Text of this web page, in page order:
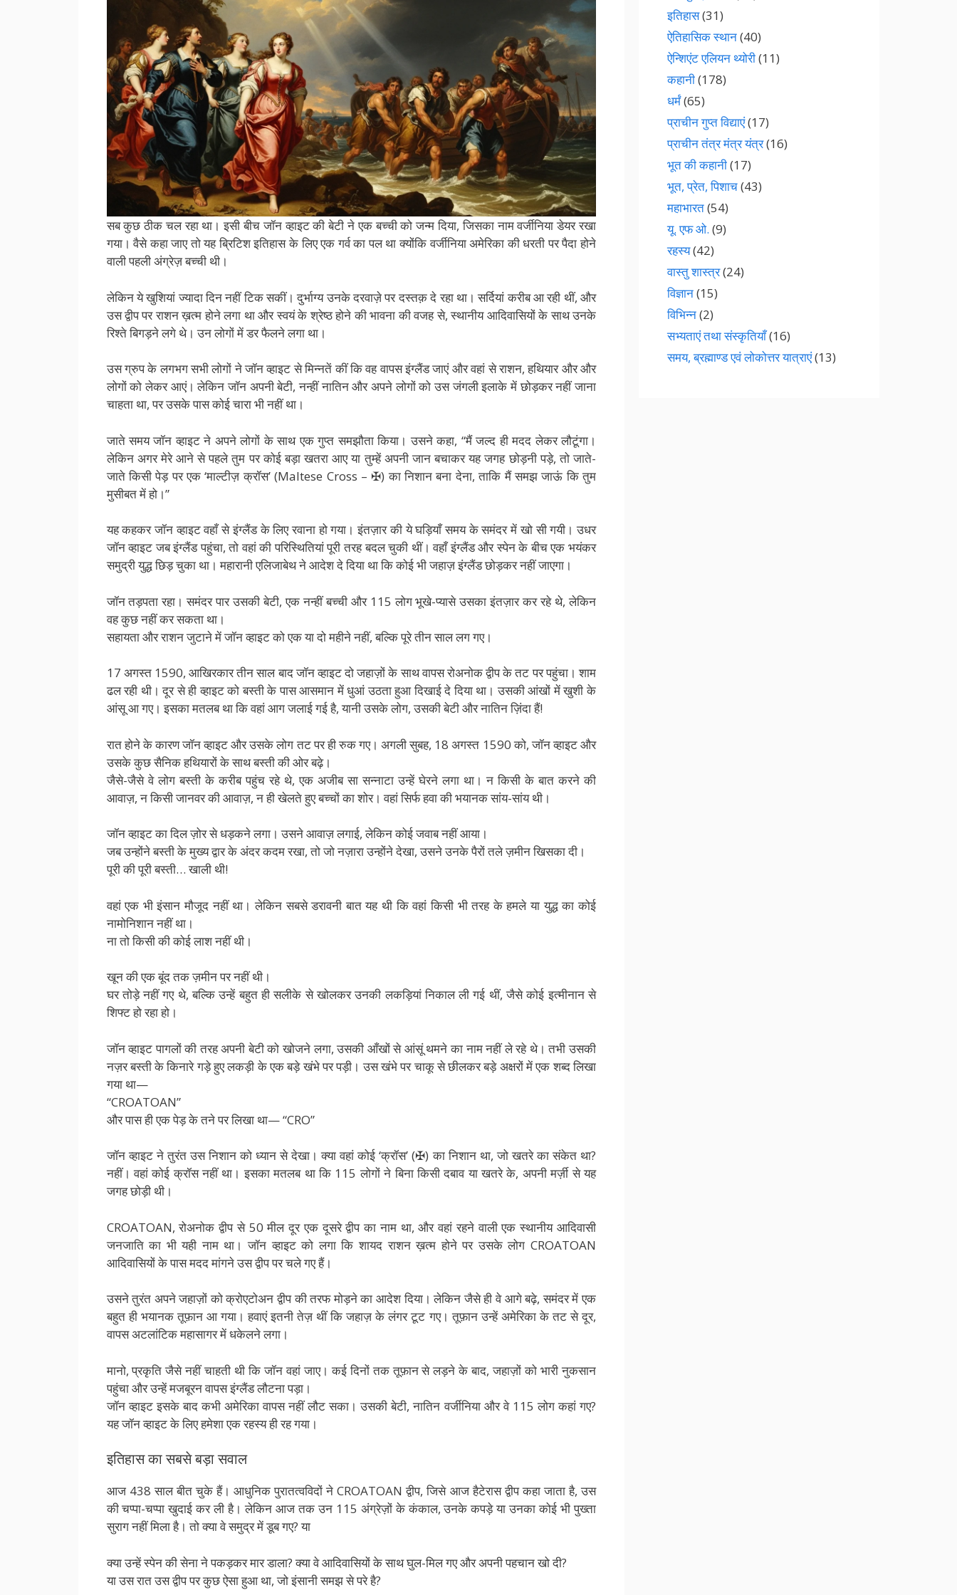
सब कुछ ठीक चल रहा था। इसी बीच जॉन व्हाइट की बेटी ने एक बच्ची को जन्म दिया, जिसका नाम वर्जीनिया डेयर रखा
गया। वैसे कहा जाए तो यह ब्रिटिश इतिहास के लिए एक गर्व का पल था क्योंकि वर्जीनिया अमेरिका की धरती पर पैदा होने
वाली पहली अंग्रेज़ बच्ची थी।
लेकिन ये खुशियां ज्यादा दिन नहीं टिक सकीं। दुर्भाग्य उनके दरवाज़े पर दस्तक़ दे रहा था। सर्दियां करीब आ रही थीं, और
उस द्वीप पर राशन ख़त्म होने लगा था और स्वयं के श्रेष्ठ होने की भावना की वजह से, स्थानीय आदिवासियों के साथ उनके
रिश्ते बिगड़ने लगे थे। उन लोगों में डर फैलने लगा था।
उस ग्रुप के लगभग सभी लोगों ने जॉन व्हाइट से मिन्नतें कीं कि वह वापस इंग्लैंड जाएं और वहां से राशन, हथियार और और
लोगों को लेकर आएं। लेकिन जॉन अपनी बेटी, नन्हीं नातिन और अपने लोगों को उस जंगली इलाके में छोड़कर नहीं जाना
चाहता था, पर उसके पास कोई चारा भी नहीं था।
जाते समय जॉन व्हाइट ने अपने लोगों के साथ एक गुप्त समझौता किया। उसने कहा, “मैं जल्द ही मदद लेकर लौटूंगा।
लेकिन अगर मेरे आने से पहले तुम पर कोई बड़ा खतरा आए या तुम्हें अपनी जान बचाकर यह जगह छोड़नी पड़े, तो जाते-
जाते किसी पेड़ पर एक ‘माल्टीज़ क्रॉस’ (Maltese Cross – ✠) का निशान बना देना, ताकि मैं समझ जाऊं कि तुम
मुसीबत में हो।”
यह कहकर जॉन व्हाइट वहाँ से इंग्लैंड के लिए रवाना हो गया। इंतज़ार की ये घड़ियाँ समय के समंदर में खो सी गयी। उधर
जॉन व्हाइट जब इंग्लैंड पहुंचा, तो वहां की परिस्थितियां पूरी तरह बदल चुकी थीं। वहाँ इंग्लैंड और स्पेन के बीच एक भयंकर
समुद्री युद्ध छिड़ चुका था। महारानी एलिजाबेथ ने आदेश दे दिया था कि कोई भी जहाज़ इंग्लैंड छोड़कर नहीं जाएगा।
जॉन तड़पता रहा। समंदर पार उसकी बेटी, एक नन्हीं बच्ची और 115 लोग भूखे-प्यासे उसका इंतज़ार कर रहे थे, लेकिन
वह कुछ नहीं कर सकता था।
सहायता और राशन जुटाने में जॉन व्हाइट को एक या दो महीने नहीं, बल्कि पूरे तीन साल लग गए।
17 अगस्त 1590, आखिरकार तीन साल बाद जॉन व्हाइट दो जहाज़ों के साथ वापस रोअनोक द्वीप के तट पर पहुंचा। शाम
ढल रही थी। दूर से ही व्हाइट को बस्ती के पास आसमान में धुआं उठता हुआ दिखाई दे दिया था। उसकी आंखों में खुशी के
आंसू आ गए। इसका मतलब था कि वहां आग जलाई गई है, यानी उसके लोग, उसकी बेटी और नातिन ज़िंदा हैं!
रात होने के कारण जॉन व्हाइट और उसके लोग तट पर ही रुक गए। अगली सुबह, 18 अगस्त 1590 को, जॉन व्हाइट और
उसके कुछ सैनिक हथियारों के साथ बस्ती की ओर बढ़े।
जैसे-जैसे वे लोग बस्ती के करीब पहुंच रहे थे, एक अजीब सा सन्नाटा उन्हें घेरने लगा था। न किसी के बात करने की
आवाज़, न किसी जानवर की आवाज़, न ही खेलते हुए बच्चों का शोर। वहां सिर्फ हवा की भयानक सांय-सांय थी।
जॉन व्हाइट का दिल ज़ोर से धड़कने लगा। उसने आवाज़ लगाई, लेकिन कोई जवाब नहीं आया।
जब उन्होंने बस्ती के मुख्य द्वार के अंदर कदम रखा, तो जो नज़ारा उन्होंने देखा, उसने उनके पैरों तले ज़मीन खिसका दी।
पूरी की पूरी बस्ती… खाली थी!
वहां एक भी इंसान मौजूद नहीं था। लेकिन सबसे डरावनी बात यह थी कि वहां किसी भी तरह के हमले या युद्ध का कोई
नामोनिशान नहीं था।
ना तो किसी की कोई लाश नहीं थी।
खून की एक बूंद तक ज़मीन पर नहीं थी।
घर तोड़े नहीं गए थे, बल्कि उन्हें बहुत ही सलीके से खोलकर उनकी लकड़ियां निकाल ली गई थीं, जैसे कोई इत्मीनान से
शिफ्ट हो रहा हो।
जॉन व्हाइट पागलों की तरह अपनी बेटी को खोजने लगा, उसकी आँखों से आंसूं थमने का नाम नहीं ले रहे थे। तभी उसकी
नज़र बस्ती के किनारे गड़े हुए लकड़ी के एक बड़े खंभे पर पड़ी। उस खंभे पर चाकू से छीलकर बड़े अक्षरों में एक शब्द लिखा
गया था—
“CROATOAN”
और पास ही एक पेड़ के तने पर लिखा था— “CRO”
जॉन व्हाइट ने तुरंत उस निशान को ध्यान से देखा। क्या वहां कोई ‘क्रॉस’ (✠) का निशान था, जो खतरे का संकेत था?
नहीं। वहां कोई क्रॉस नहीं था। इसका मतलब था कि 115 लोगों ने बिना किसी दबाव या खतरे के, अपनी मर्ज़ी से यह
जगह छोड़ी थी।
CROATOAN, रोअनोक द्वीप से 50 मील दूर एक दूसरे द्वीप का नाम था, और वहां रहने वाली एक स्थानीय आदिवासी
जनजाति का भी यही नाम था। जॉन व्हाइट को लगा कि शायद राशन ख़त्म होने पर उसके लोग CROATOAN
आदिवासियों के पास मदद मांगने उस द्वीप पर चले गए हैं।
उसने तुरंत अपने जहाज़ों को क्रोएटोअन द्वीप की तरफ मोड़ने का आदेश दिया। लेकिन जैसे ही वे आगे बढ़े, समंदर में एक
बहुत ही भयानक तूफ़ान आ गया। हवाएं इतनी तेज़ थीं कि जहाज़ के लंगर टूट गए। तूफ़ान उन्हें अमेरिका के तट से दूर,
वापस अटलांटिक महासागर में धकेलने लगा।
मानो, प्रकृति जैसे नहीं चाहती थी कि जॉन वहां जाए। कई दिनों तक तूफ़ान से लड़ने के बाद, जहाज़ों को भारी नुकसान
पहुंचा और उन्हें मजबूरन वापस इंग्लैंड लौटना पड़ा।
जॉन व्हाइट इसके बाद कभी अमेरिका वापस नहीं लौट सका। उसकी बेटी, नातिन वर्जीनिया और वे 115 लोग कहां गए?
यह जॉन व्हाइट के लिए हमेशा एक रहस्य ही रह गया।
इतिहास का सबसे बड़ा सवाल
आज 438 साल बीत चुके हैं। आधुनिक पुरातत्वविदों ने CROATOAN द्वीप, जिसे आज हैटेरास द्वीप कहा जाता है, उस
की चप्पा-चप्पा खुदाई कर ली है। लेकिन आज तक उन 115 अंग्रेज़ों के कंकाल, उनके कपड़े या उनका कोई भी पुख्ता
सुराग नहीं मिला है। तो क्या वे समुद्र में डूब गए? या
क्या उन्हें स्पेन की सेना ने पकड़कर मार डाला? क्या वे आदिवासियों के साथ घुल-मिल गए और अपनी पहचान खो दी?
या उस रात उस द्वीप पर कुछ ऐसा हुआ था, जो इंसानी समझ से परे है?
इतिहास(31)
ऐतिहासिक स्थान(40)
ऐन्शिएंट एलियन थ्योरी(11)
कहानी(178)
धर्मं(65)
प्राचीन गुप्त विद्याएं(17)
प्राचीन तंत्र मंत्र यंत्र(16)
भूत की कहानी(17)
भूत, प्रेत, पिशाच(43)
महाभारत(54)
यू. एफ ओ. (9)
रहस्य(42)
वास्तु शास्त्र(24)
विज्ञान(15)
विभिन्न(2)
सभ्यताएं तथा संस्कृतियाँ(16)
समय, ब्रह्माण्ड एवं लोकोत्तर यात्राएं(13)